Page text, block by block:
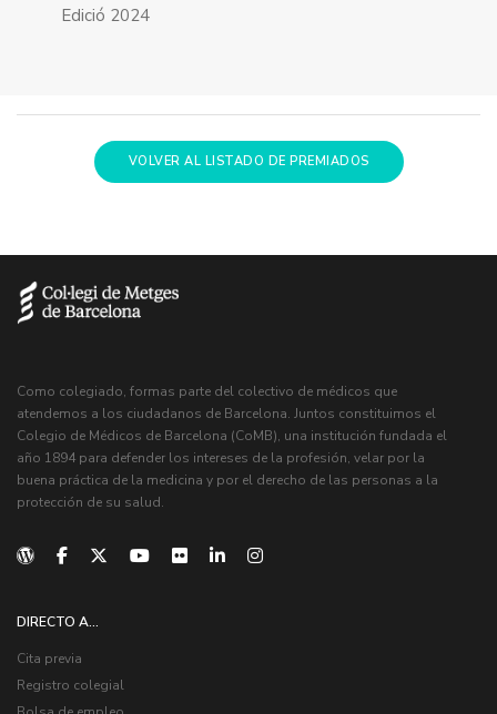
Edició 2024
VOLVER AL LISTADO DE PREMIADOS
Como colegiado, formas parte del colectivo de médicos que
atendemos a los ciudadanos de Barcelona. Juntos constituimos el
Colegio de Médicos de Barcelona (CoMB), una institución fundada el
año 1894 para defender los intereses de la profesión, velar por la
buena práctica de la medicina y por el derecho de las personas a la
protección de su salud.
DIRECTO A...
Cita previa
Registro colegial